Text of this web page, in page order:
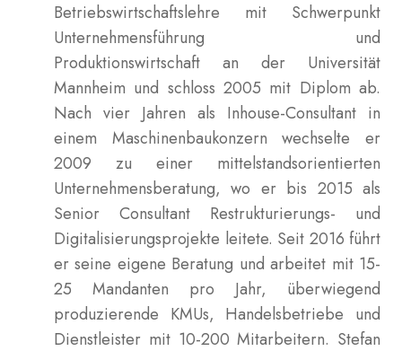
Betriebswirtschaftslehre mit Schwerpunkt
Unternehmensführung und
Produktionswirtschaft an der Universität
Mannheim und schloss 2005 mit Diplom ab.
Nach vier Jahren als Inhouse-Consultant in
einem Maschinenbaukonzern wechselte er
2009 zu einer mittelstandsorientierten
Unternehmensberatung, wo er bis 2015 als
Senior Consultant Restrukturierungs- und
Digitalisierungsprojekte leitete. Seit 2016 führt
er seine eigene Beratung und arbeitet mit 15-
25 Mandanten pro Jahr, überwiegend
produzierende KMUs, Handelsbetriebe und
Dienstleister mit 10-200 Mitarbeitern. Stefan